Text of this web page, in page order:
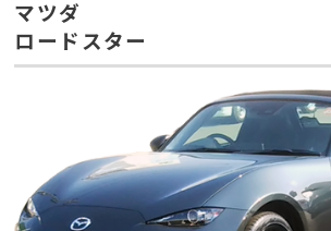
マツダ
ロードスター